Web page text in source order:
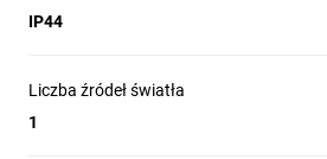
IP44
Liczba źródeł światła
1